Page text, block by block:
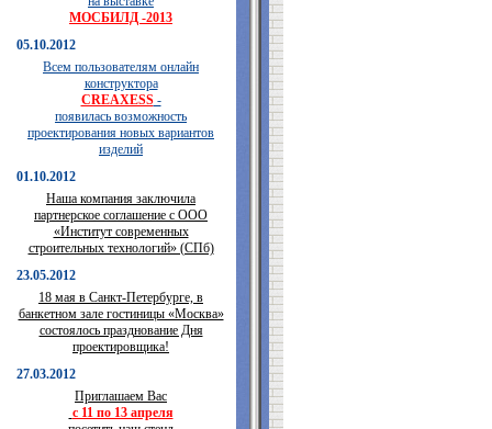
МОСБИЛД -2013
05.10.2012
Всем пользователям онлайн
конструктора
CREAXESS-
появилась возможность
проектирования новых вариантов
изделий
01.10.2012
Наша компания заключила
партнерское соглашение с ООО
«Институт современных
строительных технологий» (СПб)
23.05.2012
18 мая в Санкт-Петербурге, в
банкетном зале гостиницы «Москва»
состоялось празднование Дня
проектировщика!
27.03.2012
Приглашаем Вас
с 11 по 13 апреля